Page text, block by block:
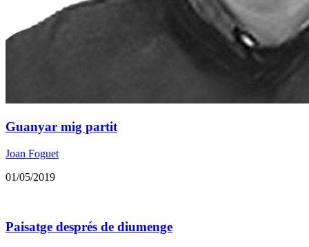
Guanyar mig partit
Joan Foguet
01/05/2019
Paisatge després de diumenge